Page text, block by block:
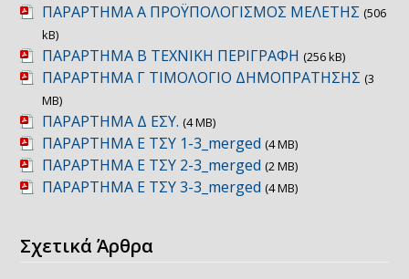
ΠΑΡΑΡΤΗΜΑ Α ΠΡΟΫΠΟΛΟΓΙΣΜΟΣ ΜΕΛΕΤΗΣ (506
kB)
ΠΑΡΑΡΤΗΜΑ Β ΤΕΧΝΙΚΗ ΠΕΡΙΓΡΑΦΗ (256 kB)
ΠΑΡΑΡΤΗΜΑ Γ ΤΙΜΟΛΟΓΙΟ ΔΗΜΟΠΡΑΤΗΣΗΣ (3
MB)
ΠΑΡΑΡΤΗΜΑ Δ ΕΣΥ. (4 MB)
ΠΑΡΑΡΤΗΜΑ Ε ΤΣΥ 1-3_merged (4 MB)
ΠΑΡΑΡΤΗΜΑ Ε ΤΣΥ 2-3_merged (2 MB)
ΠΑΡΑΡΤΗΜΑ Ε ΤΣΥ 3-3_merged (4 MB)
Σχετικά Άρθρα